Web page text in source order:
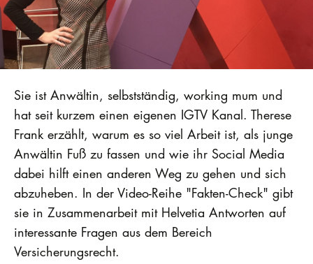
Sie ist Anwältin, selbstständig, working mum und
hat seit kurzem einen eigenen IGTV Kanal. Therese
Frank erzählt, warum es so viel Arbeit ist, als junge
Anwältin Fuß zu fassen und wie ihr Social Media
dabei hilft einen anderen Weg zu gehen und sich
abzuheben. In der Video-Reihe "Fakten-Check" gibt
sie in Zusammenarbeit mit Helvetia Antworten auf
interessante Fragen aus dem Bereich
Versicherungsrecht.